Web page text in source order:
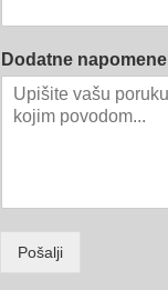
Dodatne napomene
Pošalji